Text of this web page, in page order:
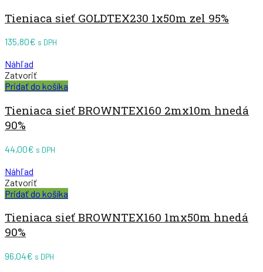
Tieniaca sieť GOLDTEX230 1x50m zel 95%
135,80€ s DPH
Náhľad
Zatvoriť
Pridať do košíka
Tieniaca sieť BROWNTEX160 2mx10m hnedá
90%
44,00€ s DPH
Náhľad
Zatvoriť
Pridať do košíka
Tieniaca sieť BROWNTEX160 1mx50m hnedá
90%
96,04€ s DPH